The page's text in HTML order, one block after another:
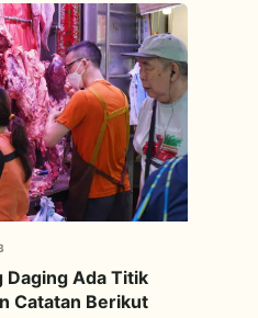
Daging Ada Titik
Catatan Berikut